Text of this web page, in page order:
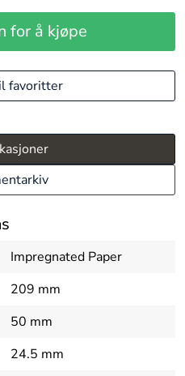
for å kjøpe
favoritter
Impregnated Paper
209 mm
50 mm
24.5 mm